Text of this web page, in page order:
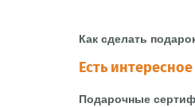
Как сделать
Есть
Подарочные